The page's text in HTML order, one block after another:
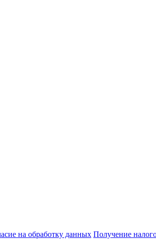
на обработку данных Получение